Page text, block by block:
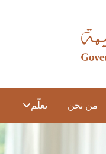
من نحن تعلّم